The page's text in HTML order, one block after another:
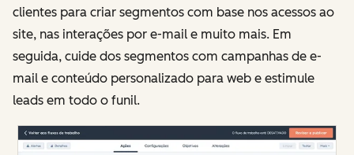
clientes para criar segmentos com base nos acessos ao
site, nas interações por e-mail e muito mais. Em
seguida, cuide dos segmentos com campanhas de e-
mail e conteúdo personalizado para web e estimule
leads em todo o funil.